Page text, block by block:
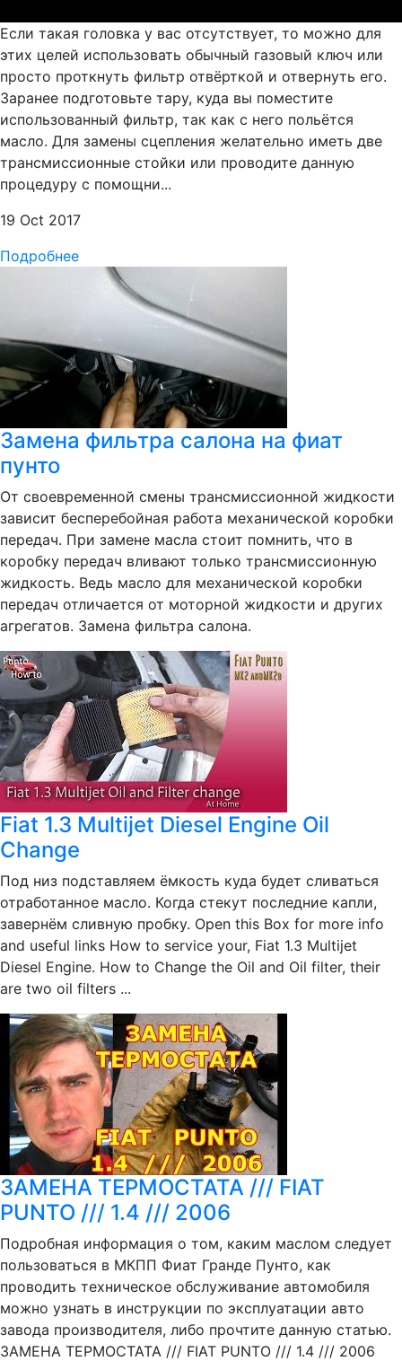
Если такая головка у вас отсутствует, то можно для
этих целей использовать обычный газовый ключ или
просто проткнуть фильтр отвёрткой и отвернуть его.
Заранее подготовьте тару, куда вы поместите
использованный фильтр, так как с него польётся
масло. Для замены сцепления желательно иметь две
трансмиссионные стойки или проводите данную
процедуру с помощни...
19 Oct 2017
Подробнее
Замена фильтра салона на фиат
пунто
От своевременной смены трансмиссионной жидкости
зависит бесперебойная работа механической коробки
передач. При замене масла стоит помнить, что в
коробку передач вливают только трансмиссионную
жидкость. Ведь масло для механической коробки
передач отличается от моторной жидкости и других
агрегатов. Замена фильтра салона.
Fiat 1.3 Multijet Diesel Engine Oil
Change
Под низ подставляем ёмкость куда будет сливаться
отработанное масло. Когда стекут последние капли,
завернём сливную пробку. Open this Box for more info
and useful links How to service your, Fiat 1.3 Multijet
Diesel Engine. How to Change the Oil and Oil filter, their
are two oil filters ...
ЗАМЕНА ТЕРМОСТАТА /// FIAT
PUNTO /// 1.4 /// 2006
Подробная информация о том, каким маслом следует
пользоваться в МКПП Фиат Гранде Пунто, как
проводить техническое обслуживание автомобиля
можно узнать в инструкции по эксплуатации авто
завода производителя, либо прочтите данную статью.
ЗАМЕНА ТЕРМОСТАТА /// FIAT PUNTO /// 1.4 /// 2006